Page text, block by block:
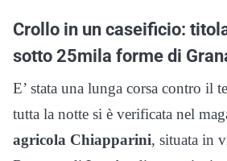
Crollo in un caseificio:
sotto 25mila forme di
E’ stata una lunga corsa contro il
tutta la notte si è verificata nel
agricola Chiapparini, situata in